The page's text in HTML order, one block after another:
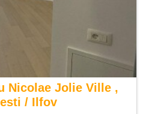
2 camere
Nicolae Jolie Ville ,
/ Ilfov